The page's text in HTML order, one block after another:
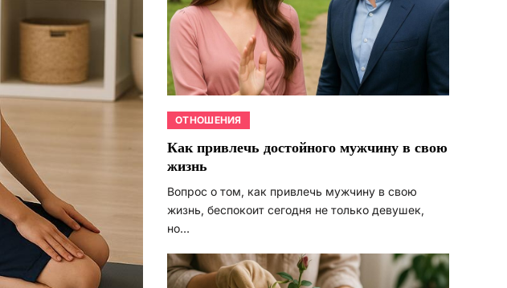
ОТНОШЕНИЯ
Как привлечь достойного мужчину в свою
жизнь
Вопрос о том, как привлечь мужчину в свою
жизнь, беспокоит сегодня не только девушек,
но…